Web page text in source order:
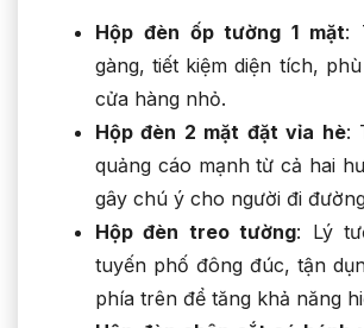
Hộp đèn ốp tường 1 mặt:
gàng, tiết kiệm diện tích,
cửa hàng nhỏ.
Hộp đèn 2 mặt đặt vỉa hè:
quảng cáo mạnh từ cả hai
gây chú ý cho người đi
Hộp đèn treo tường: Lý
tuyến phố đông đúc, tận
phía trên để tăng khả năng